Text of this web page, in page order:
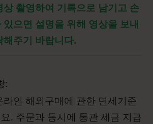
상 촬영하여 기록으로 남기고 손
있으면 설명을 위해 영상을 보내
해주기 바랍니다.
:
라인 해외구매에 관한 면세기준
. 주문과 동시에 통관 세금 지급